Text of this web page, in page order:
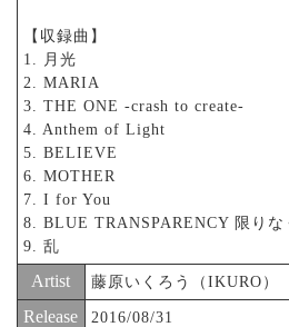
【収録曲】
1. 月光
2. MARIA
3. THE ONE -crash to create-
4. Anthem of Light
5. BELIEVE
6. MOTHER
7. I for You
8. BLUE TRANSPARENCY 限りな
9. 乱
Artist 藤原いくろう（IKURO）
Release 2016/08/31